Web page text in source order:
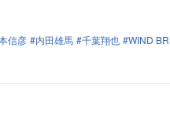
信彦 内田雄馬 千葉翔也
WIND